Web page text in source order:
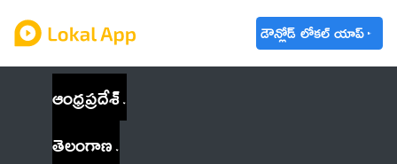
డౌన్లోడ్ లోకల్ యాప్
ఆంధ్రప్రదేశ్
తెలంగాణ